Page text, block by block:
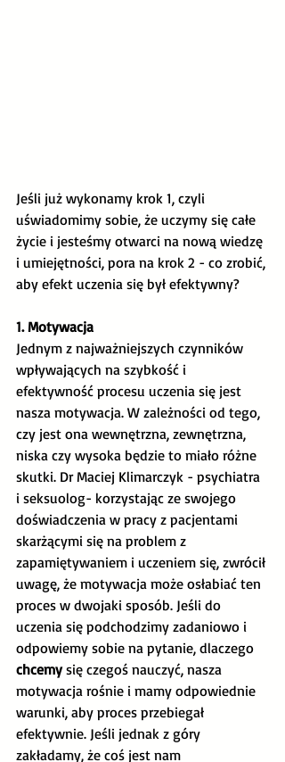
Jeśli już wykonamy krok 1, czyli
uświadomimy sobie, że uczymy się całe
życie i jesteśmy otwarci na nową wiedzę
i umiejętności, pora na krok 2 - co zrobić,
aby efekt uczenia się był efektywny?
1. Motywacja
Jednym z najważniejszych czynników
wpływających na szybkość i
efektywność procesu uczenia się jest
nasza motywacja. W zależności od tego,
czy jest ona wewnętrzna, zewnętrzna,
niska czy wysoka będzie to miało różne
skutki. Dr Maciej Klimarczyk - psychiatra
i seksuolog- korzystając ze swojego
doświadczenia w pracy z pacjentami
skarżącymi się na problem z
zapamiętywaniem i uczeniem się, zwrócił
uwagę, że motywacja może osłabiać ten
proces w dwojaki sposób. Jeśli do
uczenia się podchodzimy zadaniowo i
odpowiemy sobie na pytanie, dlaczego
chcemy się czegoś nauczyć, nasza
motywacja rośnie i mamy odpowiednie
warunki, aby proces przebiegał
efektywnie. Jeśli jednak z góry
zakładamy, że coś jest nam